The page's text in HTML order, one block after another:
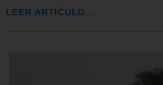
LEER ARTÍCULO...